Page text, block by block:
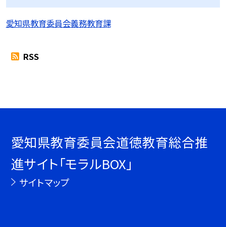
愛知県教育委員会義務教育課
RSS
愛知県教育委員会道徳教育総合推
進サイト「モラルBOX」
サイトマップ